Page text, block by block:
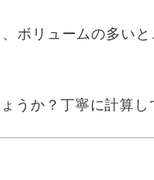
ボリュームの多い
うか？丁寧に計算し